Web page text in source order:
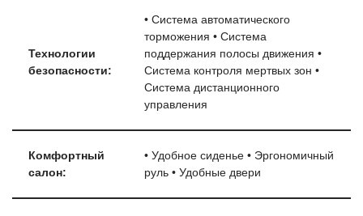
Технологии
безопасности:
• Система автоматического
торможения • Система
поддержания полосы движения •
Система контроля мертвых зон •
Система дистанционного
управления
Комфортный
салон:
• Удобное сиденье • Эргономичный
руль • Удобные двери